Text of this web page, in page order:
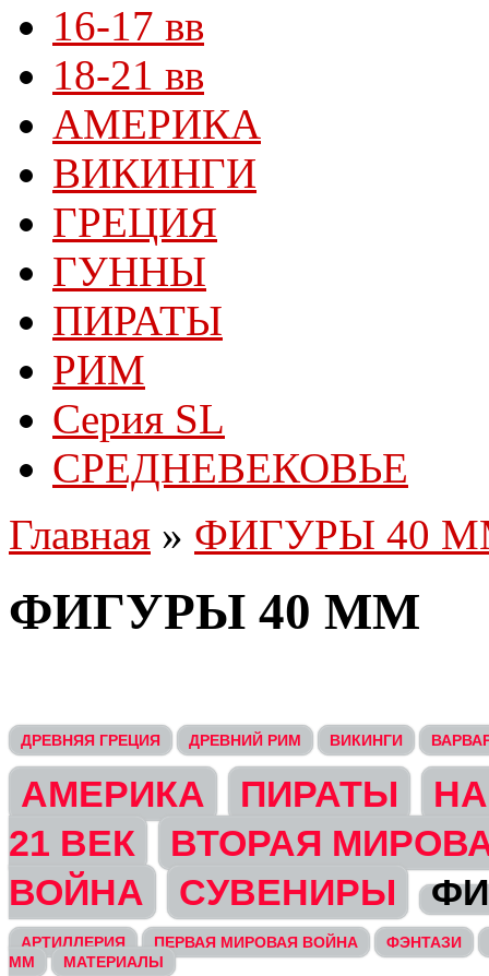
16-17 вв
18-21 вв
АМЕРИКА
ВИКИНГИ
ГРЕЦИЯ
ГУННЫ
ПИРАТЫ
РИМ
Серия SL
СРЕДНЕВЕКОВЬЕ
Главная » ФИГУРЫ 40
ФИГУРЫ 40 ММ
ДРЕВНЯЯ ГРЕЦИЯ ДРЕВНИЙ РИМ ВИКИНГИ
АМЕРИКА ПИРАТЫ
21 ВЕК
ВТОРАЯ
ВОЙНА
СУВЕНИРЫ
АРТИЛЛЕРИЯ ПЕРВАЯ МИРОВАЯ ВОЙНА
ФЭНТАЗИ
ММ
МАТЕРИАЛЫ